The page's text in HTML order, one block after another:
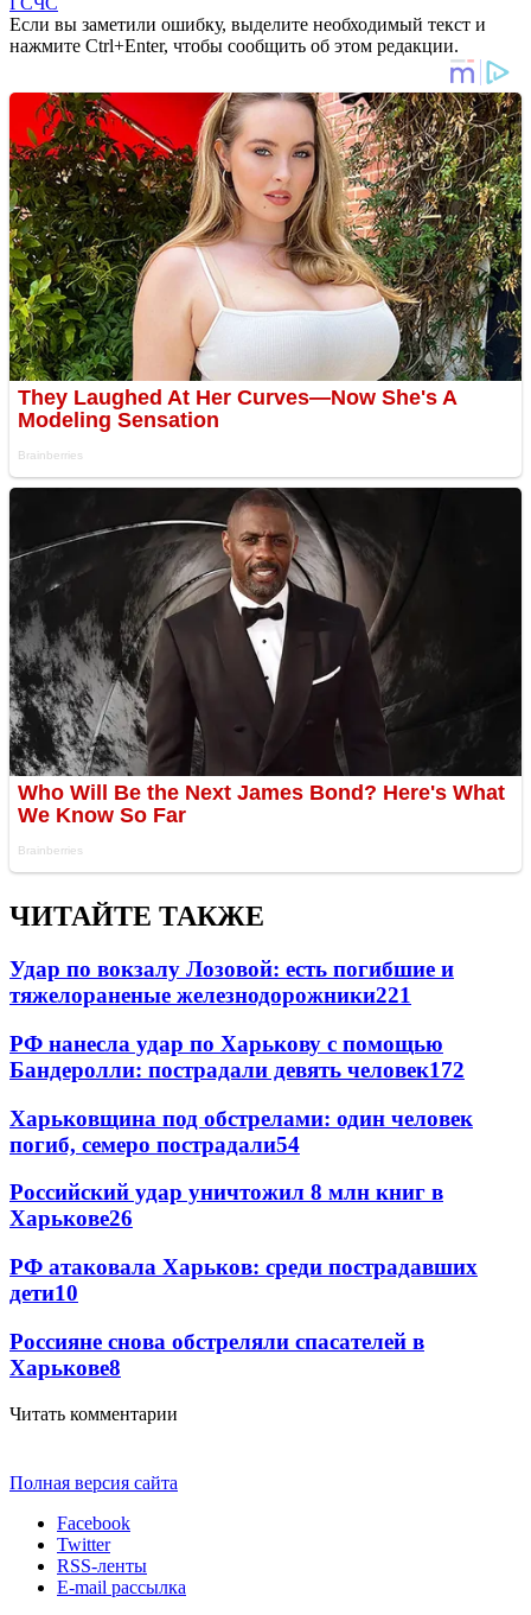
Если вы заметили ошибку, выделите необходимый текст и
нажмите Ctrl+Enter, чтобы сообщить об этом редакции.
ЧИТАЙТЕ ТАКЖЕ
Удар по вокзалу Лозовой: есть погибшие и
тяжелораненые железнодорожники221
РФ нанесла удар по Харькову с помощью
Бандеролли: пострадали девять человек172
Харьковщина под обстрелами: один человек
погиб, семеро пострадали54
Российский удар уничтожил 8 млн книг в
Харькове26
РФ атаковала Харьков: среди пострадавших
дети10
Россияне снова обстреляли спасателей в
Харькове8
Читать комментарии
Полная версия сайта
Facebook
Twitter
RSS-ленты
E-mail рассылка